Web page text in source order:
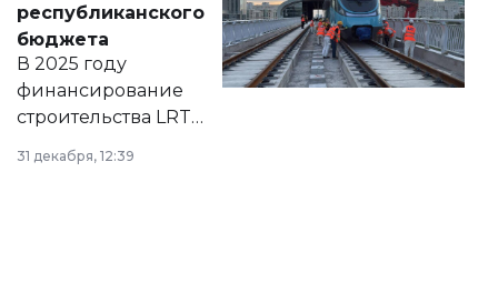
правовых актов и
на сайте маслихат
города.
республиканского
бюджета
В 2025 году
финансирование
строительства LRT
в Астане из
республиканского
31 декабря, 12:39